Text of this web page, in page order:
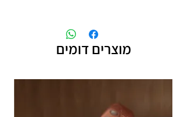
תכשיטים בציפוי רוזגולד/זהב ,עיצוב אישי,
חריטות אישיות.
תוספת זמן הכנה של 4 ימי עסקים.
מוצרים דומים